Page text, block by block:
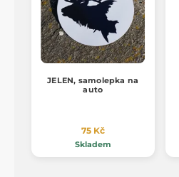
JELEN, samolepka na
auto
75 Kč
Skladem